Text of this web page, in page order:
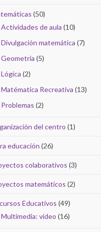
(50)
Actividades de aula (10)
Divulgación matemática (7)
Geometría (5)
Lógica (2)
Matématica Recreativa (13)
Problemas (2)
del centro (1)
educación (26)
colaborativos (3)
matemáticos (2)
Educativos (49)
Multimedia: vídeo (16)